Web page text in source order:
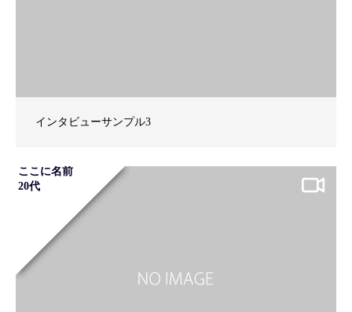
インタビューサンプル3
ここに名前
20代